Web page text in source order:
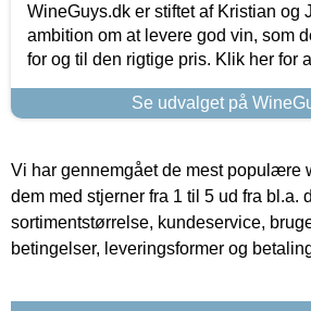
WineGuys.dk er stiftet af Kristian og
ambition om at levere god vin, som
for og til den rigtige pris. Klik her for
Se udvalget på
Vi har gennemgået de mest populære
dem med stjerner fra 1 til 5 ud fra bl.a.
sortimentstørrelse, kundeservice,
betingelser, leveringsformer og